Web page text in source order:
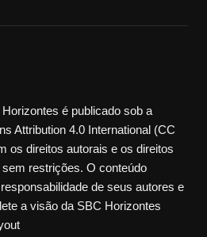
é publicado sob a
Attribution 4.0 International (CC
os direitos autorais e os direitos
restrições. O conteúdo
de seus autores e
a visão da SBC Horizontes